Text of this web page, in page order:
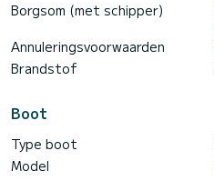
Borgsom (met schipper)
Annuleringsvoorwaarden
Brandstof
Boot
Type boot
Model